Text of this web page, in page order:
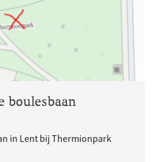
boulesbaan
in Lent bij Thermionpark